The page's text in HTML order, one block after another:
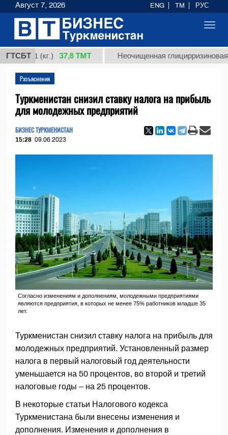
ГТСБТ
1 (кг.) 37,8 ТМТ Неочищенная глицирризиновая
Разъяснения
Туркменистан снизил ставку налога на прибыль
для молодежных предприятий
БИЗНЕС ТУРКМЕНИСТАН
15:28 09.06.2023
Согласно изменениям и дополнениям, молодежными предприятиями
являются предприятия, в которых не менее 75% работников младше 35
лет.
Туркменистан снизил ставку налога на прибыль для
молодежных предприятий. Установленный размер
налога в первый налоговый год деятельности
уменьшается на 50 процентов, во второй и третий
налоговые годы – на 25 процентов.
В некоторые статьи Налогового кодекса
Туркменистана были внесены изменения и
дополнения. Изменения и дополнения в
Август 7, 2026 ENG TM РУС